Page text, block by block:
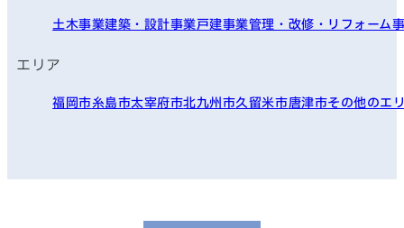
土木事業建築・設計事業戸建事業管理・改修・リフォーム
エリア
福岡市糸島市太宰府市北九州市久留米市唐津市その他のエ